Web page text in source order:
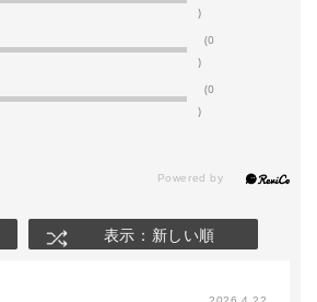
)
(0
)
(0
)
表示：新しい順